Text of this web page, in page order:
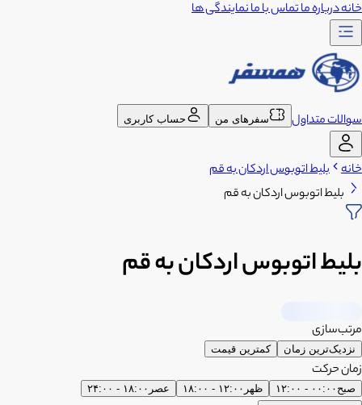
خانهدرباره ماتماس با مانمایندگی ها
سوالات متداول سفرهای من حساب کاربری
خانه بلیط اتوبوس اردکان به قم
بلیط اتوبوس اردکان به قم
بلیط اتوبوس اردکان به قم
مرتب‌سازی
نزدیک‌ترین زمان کمترین قیمت
زمان حرکت
صبح ۰۰:۰۰ - ۱۲:۰۰ ظهر ۱۲:۰۰ - ۱۸:۰۰ عصر ۱۸:۰۰ - ۲۴:۰۰